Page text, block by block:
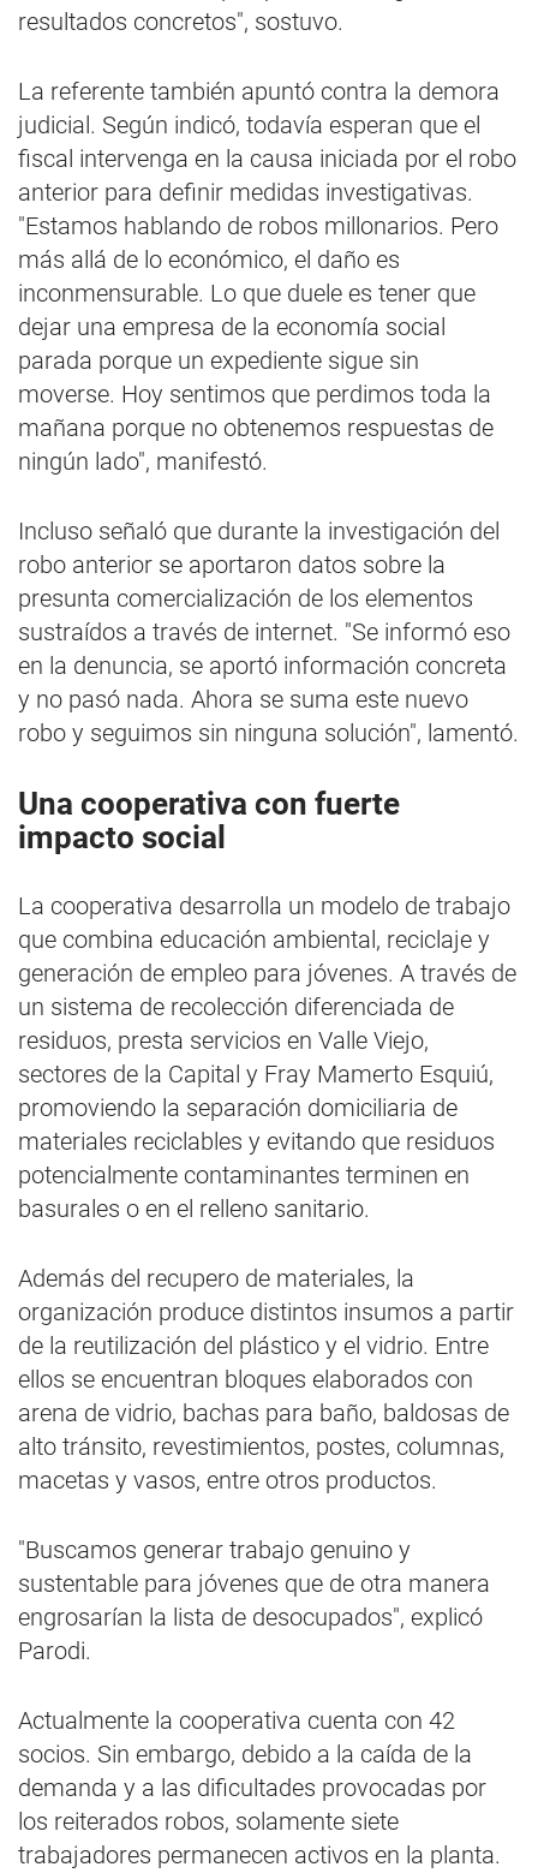
resultados concretos", sostuvo.
La referente también apuntó contra la demora
judicial. Según indicó, todavía esperan que el
fiscal intervenga en la causa iniciada por el robo
anterior para definir medidas investigativas.
"Estamos hablando de robos millonarios. Pero
más allá de lo económico, el daño es
inconmensurable. Lo que duele es tener que
dejar una empresa de la economía social
parada porque un expediente sigue sin
moverse. Hoy sentimos que perdimos toda la
mañana porque no obtenemos respuestas de
ningún lado", manifestó.
Incluso señaló que durante la investigación del
robo anterior se aportaron datos sobre la
presunta comercialización de los elementos
sustraídos a través de internet. "Se informó eso
en la denuncia, se aportó información concreta
y no pasó nada. Ahora se suma este nuevo
robo y seguimos sin ninguna solución", lamentó.
Una cooperativa con fuerte
impacto social
La cooperativa desarrolla un modelo de trabajo
que combina educación ambiental, reciclaje y
generación de empleo para jóvenes. A través de
un sistema de recolección diferenciada de
residuos, presta servicios en Valle Viejo,
sectores de la Capital y Fray Mamerto Esquiú,
promoviendo la separación domiciliaria de
materiales reciclables y evitando que residuos
potencialmente contaminantes terminen en
basurales o en el relleno sanitario.
Además del recupero de materiales, la
organización produce distintos insumos a partir
de la reutilización del plástico y el vidrio. Entre
ellos se encuentran bloques elaborados con
arena de vidrio, bachas para baño, baldosas de
alto tránsito, revestimientos, postes, columnas,
macetas y vasos, entre otros productos.
"Buscamos generar trabajo genuino y
sustentable para jóvenes que de otra manera
engrosarían la lista de desocupados", explicó
Parodi.
Actualmente la cooperativa cuenta con 42
socios. Sin embargo, debido a la caída de la
demanda y a las dificultades provocadas por
los reiterados robos, solamente siete
trabajadores permanecen activos en la planta.